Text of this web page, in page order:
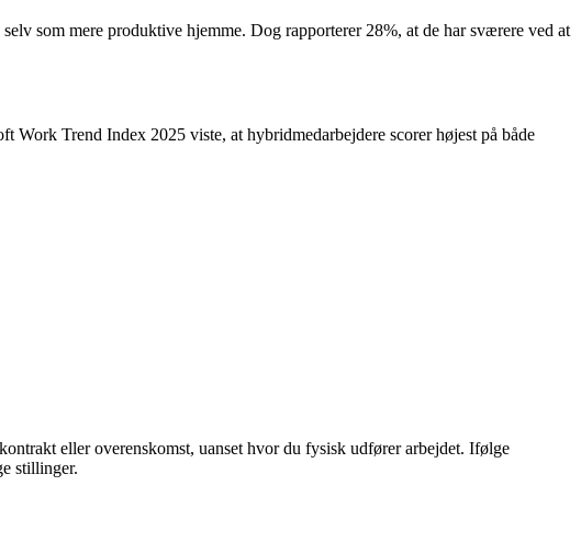
som mere produktive hjemme. Dog rapporterer 28%, at de har sværere ved at
Work Trend Index 2025 viste, at hybridmedarbejdere scorer højest på både
eller overenskomst, uanset hvor du fysisk udfører arbejdet. Ifølge
stillinger.